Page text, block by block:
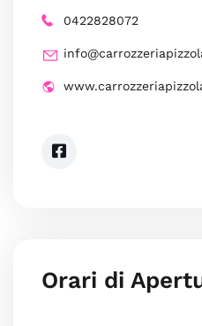
0422828072
Orari di